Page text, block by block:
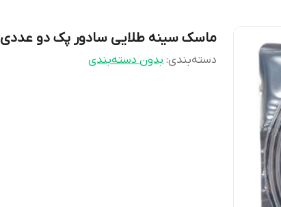
ماسک سینه طلایی سادور پک دو عددی
دسته‌بندی:بدون دسته‌بندی